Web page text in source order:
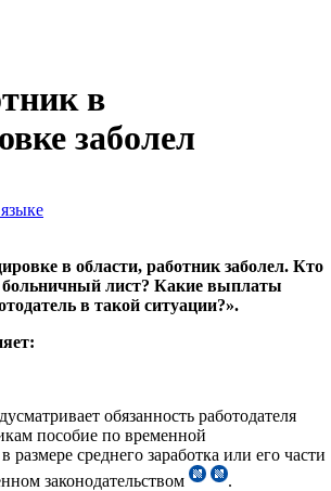
в
заболел
в области, работник заболел. Кто
лист? Какие выплаты
в такой ситуации?».
обязанность работодателя
пособие по временной
размере среднего заработка или его части
законодательством
.